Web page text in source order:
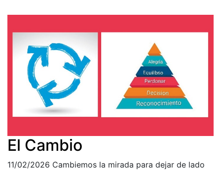
El Cambio
11/02/2026 Cambiemos la mirada para dejar de lado